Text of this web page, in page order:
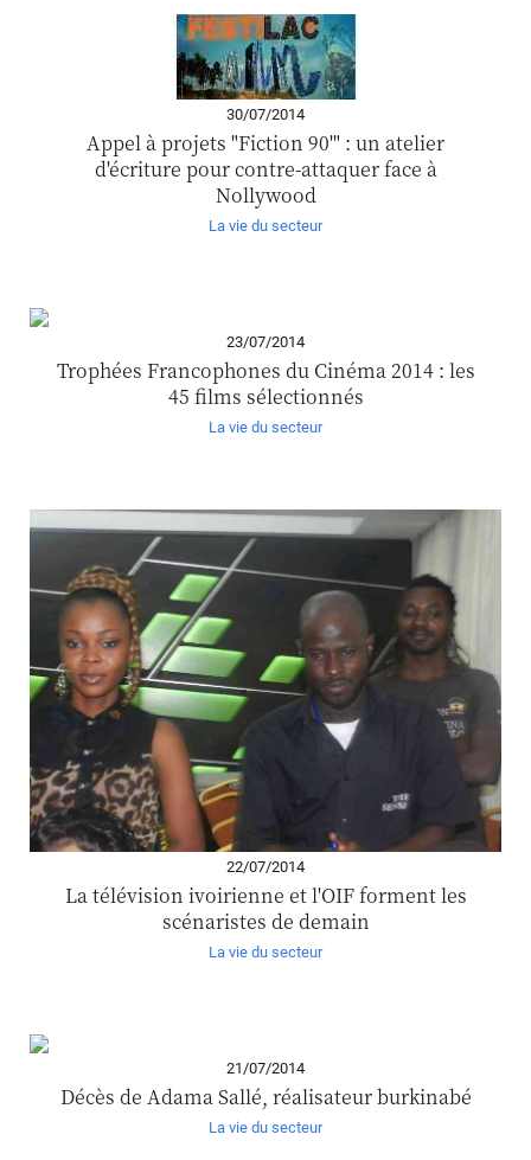
30/07/2014
Appel à projets "Fiction 90'" : un atelier
d'écriture pour contre-attaquer face à
Nollywood
La vie du secteur
23/07/2014
Trophées Francophones du Cinéma 2014 : les
45 films sélectionnés
La vie du secteur
22/07/2014
La télévision ivoirienne et l'OIF forment les
scénaristes de demain
La vie du secteur
21/07/2014
Décès de Adama Sallé, réalisateur burkinabé
La vie du secteur